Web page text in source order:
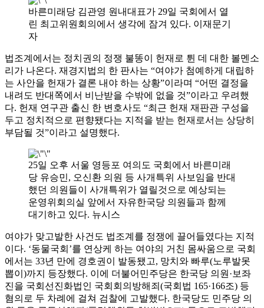
바른미래당 김관영 원내대표가 29일 국회에서 열
린 최고위원회의에서 생각에 잠겨 있다. 이재문기
자
법조계에서는 정치권의 정쟁 불똥이 헌재로 튄 데 대한 볼멘소
리가 나온다. 재경지법의 한 판사는 “여야가 첨예하게 대립하
는 사안을 헌재가 결론 내야 하는 상황”이라며 “어떤 결정을
내려도 반대쪽에서 비난받을 수밖에 없을 것”이라고 우려했
다. 헌재 연구관 출신 한 변호사도 “최근 헌재 재판관 구성을
두고 정치적으로 편향됐다는 지적을 받는 헌재로서는 상당히
부담될 것”이라고 설명했다.
25일 오후 서울 영등포 여의도 국회에서 바른미래
당 유승민, 오신환 의원 등 사개특위 사보임을 반대
했던 의원들이 사개특위가 열릴것으로 예상되는
운영위회의실 앞에서 자유한국당 의원들과 함께
대기하고 있다. 뉴시스
여야가 맞고발한 사건도 법조계를 정쟁에 끌어들였다는 지적
이다. ‘동물국회’를 연상케 하는 여야의 거친 몸싸움으로 국회
에서는 33년 만에 경호권이 발동됐고, 망치와 빠루(노루발못
뽑이)까지 등장했다. 이에 더불어민주당은 한국당 의원·보좌
진을 국회선진화법인 국회회의방해죄(국회법 165·166조) 등
혐의로 두 차례에 걸쳐 검찰에 고발했다. 한국당도 민주당 의